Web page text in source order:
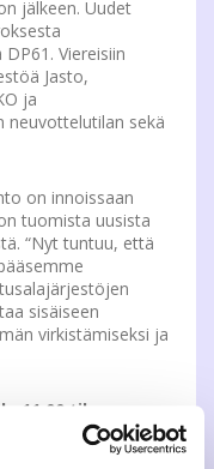
jälkeen. Uudet
Viereisiin
Jasto,
ja
neuvottelutilan sekä
on innoissaan
tuomista uusista
“Nyt tuntuu, että
sisäiseen
virkistämiseksi ja
11.00 tilassa
ei tule muutoksia.
JAMKOn